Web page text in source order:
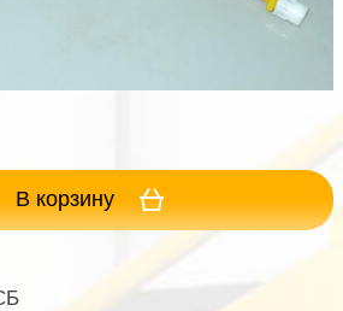
В корзину